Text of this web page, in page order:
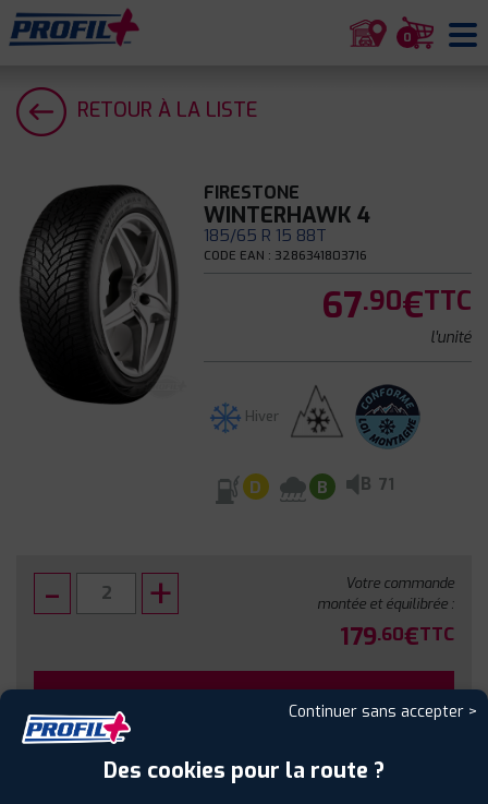
0
RETOUR À LA LISTE
FIRESTONE
WINTERHAWK 4
185/65 R 15 88T
CODE EAN : 3286341803716
67.90€TTC
l'unité
Hiver
D B B 71
Votre commande
montée et équilibrée :
179.60€TTC
Sous réserve de disponibilité en agence
Continuer sans accepter >
Des cookies pour la route ?